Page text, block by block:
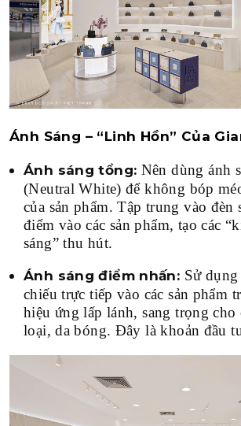
Ánh Sáng – “Linh Hồn” Của
Ánh sáng tổng: Nên dùng ánh
(Neutral White) để không bóp
của sản phẩm. Tập trung vào đèn
điểm vào các sản phẩm, tạo các
sáng” thu hút.
Ánh sáng điểm nhấn: Sử
chiếu trực tiếp vào các sản phẩm
hiệu ứng lấp lánh, sang trọng
loại, da bóng. Đây là khoản đầu